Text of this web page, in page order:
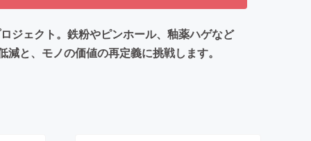
ジェクト。鉄粉やピンホール、釉薬ハゲなど
と、モノの価値の再定義に挑戦します。